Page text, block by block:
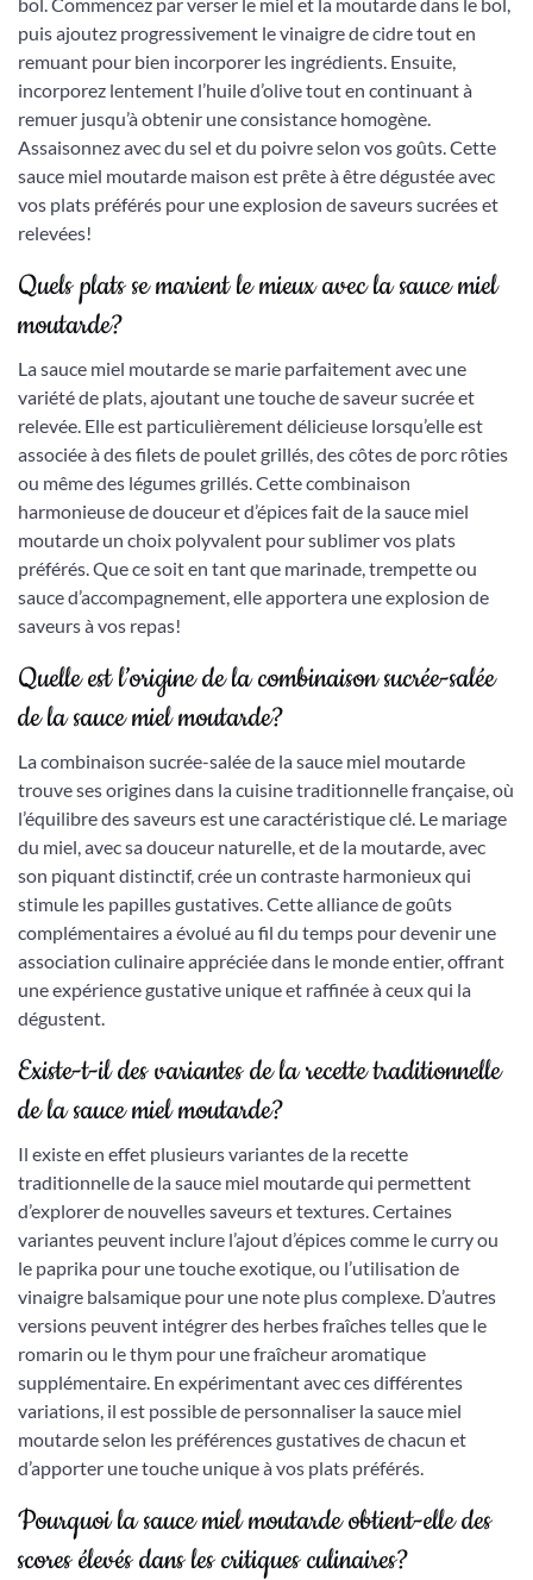
puis ajoutez progressivement le vinaigre de cidre tout en
remuant pour bien incorporer les ingrédients. Ensuite,
incorporez lentement l’huile d’olive tout en continuant à
remuer jusqu’à obtenir une consistance homogène.
Assaisonnez avec du sel et du poivre selon vos goûts. Cette
sauce miel moutarde maison est prête à être dégustée avec
vos plats préférés pour une explosion de saveurs sucrées et
relevées!
Quels plats se marient le mieux avec la sauce miel
moutarde?
La sauce miel moutarde se marie parfaitement avec une
variété de plats, ajoutant une touche de saveur sucrée et
relevée. Elle est particulièrement délicieuse lorsqu’elle est
associée à des filets de poulet grillés, des côtes de porc rôties
ou même des légumes grillés. Cette combinaison
harmonieuse de douceur et d’épices fait de la sauce miel
moutarde un choix polyvalent pour sublimer vos plats
préférés. Que ce soit en tant que marinade, trempette ou
sauce d’accompagnement, elle apportera une explosion de
saveurs à vos repas!
Quelle est l’origine de la combinaison sucrée-salée
de la sauce miel moutarde?
La combinaison sucrée-salée de la sauce miel moutarde
trouve ses origines dans la cuisine traditionnelle française, où
l’équilibre des saveurs est une caractéristique clé. Le mariage
du miel, avec sa douceur naturelle, et de la moutarde, avec
son piquant distinctif, crée un contraste harmonieux qui
stimule les papilles gustatives. Cette alliance de goûts
complémentaires a évolué au fil du temps pour devenir une
association culinaire appréciée dans le monde entier, offrant
une expérience gustative unique et raffinée à ceux qui la
dégustent.
Existe-t-il des variantes de la recette traditionnelle
de la sauce miel moutarde?
Il existe en effet plusieurs variantes de la recette
traditionnelle de la sauce miel moutarde qui permettent
d’explorer de nouvelles saveurs et textures. Certaines
variantes peuvent inclure l’ajout d’épices comme le curry ou
le paprika pour une touche exotique, ou l’utilisation de
vinaigre balsamique pour une note plus complexe. D’autres
versions peuvent intégrer des herbes fraîches telles que le
romarin ou le thym pour une fraîcheur aromatique
supplémentaire. En expérimentant avec ces différentes
variations, il est possible de personnaliser la sauce miel
moutarde selon les préférences gustatives de chacun et
d’apporter une touche unique à vos plats préférés.
Pourquoi la sauce miel moutarde obtient-elle des
scores élevés dans les critiques culinaires?